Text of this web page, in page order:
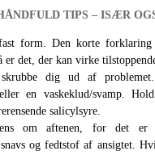
TIPS – ISÆR
form. Den korte
er det, der kan virke
dig ud af
en vaskeklud/svamp.
salicylsyre.
om aftenen, for det er
og fedtstof af ansigtet.